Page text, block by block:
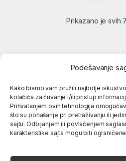
Podešavanje
Kako bismo vam pružili najbolje
kolačića za čuvanje i/ili pristup
Prihvatanjem ovih tehnologija
što su ponašanje pri pretraživanju ili
sajtu. Odbijanjem ili povlačenjem
karakteristike sajta mogu biti
Prikazano je svih
Popularne kategorije
O nama